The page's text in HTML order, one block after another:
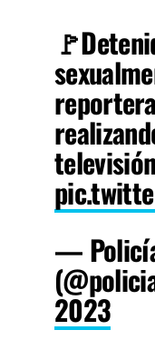
televisión
—
2023